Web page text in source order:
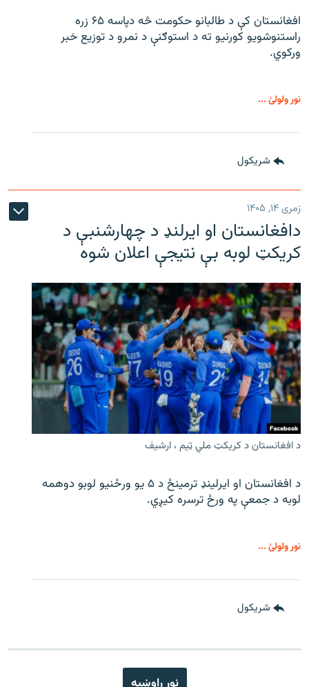
افغانستان کې د طالبانو حکومت څه دپاسه ۶۵ زره
راستنوشویو کورنیو ته د استوګنې د نمرو د توزیع خبر
ورکوي.
نور ولولئ ...
شريکول
زمری ۱۴, ۱۴۰۵
دافغانستان او ایرلنډ د چهارشنبې د
کریکټ لوبه بې نتیجې اعلان شوه
د افغانستان د کریکټ ملي ټیم ، ارشیف
د افغانستان او ایرلینډ ترمینځ د ۵ یو ورځنیو لوبو دوهمه
لوبه د جمعې په ورځ ترسره کیږي.
نور ولولئ ...
شريکول